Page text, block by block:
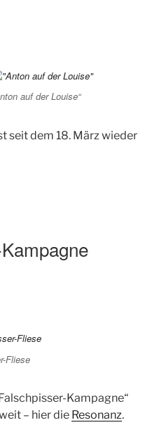
auf der Louise“
seit dem 18. März wieder
Fliese
Kampagne“
– hier die Resonanz.